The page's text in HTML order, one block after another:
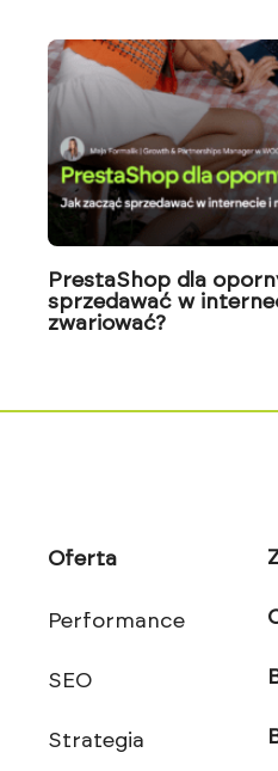
PrestaShop dla
sprzedawać w
zwariować?
Oferta
Performance
SEO
Strategia